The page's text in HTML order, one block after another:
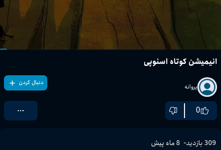
انیمیشن کوتاه اسنوپی
پروانه دنبال کردن
0
309بازدید- 8 ماه پیش